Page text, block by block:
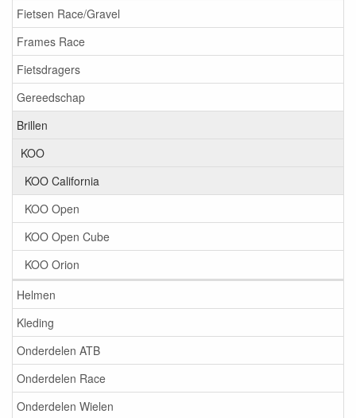
Fietsen Race/Gravel
Frames Race
Fietsdragers
Gereedschap
Brillen
KOO
KOO California
KOO Open
KOO Open Cube
KOO Orion
Helmen
Kleding
Onderdelen ATB
Onderdelen Race
Onderdelen Wielen